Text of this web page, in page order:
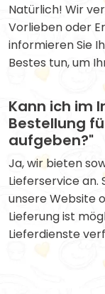
Natürlich! Wir
Vorlieben oder
informieren Sie
Bestes tun, um
Kann ich im
Bestellung
aufgeben?"
Ja, wir bieten
Lieferservice an.
unsere Website
Lieferung ist
Lieferdienste